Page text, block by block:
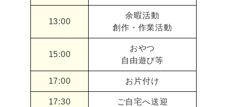
13:00
余暇活動
創作・作業活動
15:00
おやつ
自由遊び等
17:00 お片付け
17:30 ご自宅へ送迎